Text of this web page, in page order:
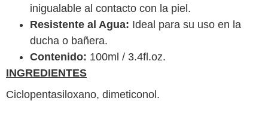
inigualable al contacto con la piel.
Resistente al Agua: Ideal para su uso en la
ducha o bañera.
Contenido: 100ml / 3.4fl.oz.
INGREDIENTES
Ciclopentasiloxano, dimeticonol.